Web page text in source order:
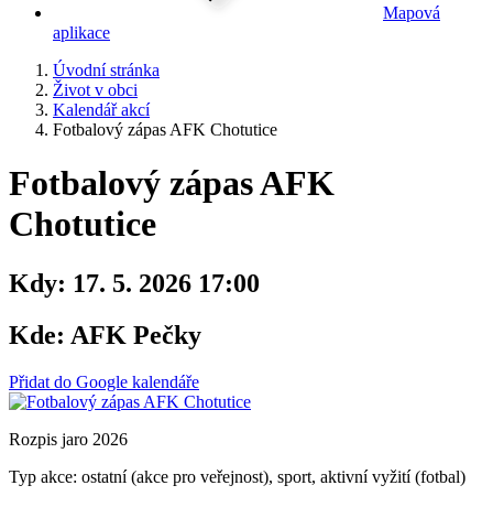
Mapová
aplikace
Úvodní stránka
Život v obci
Kalendář akcí
Fotbalový zápas AFK Chotutice
Fotbalový zápas AFK
Chotutice
Kdy: 17. 5. 2026 17:00
Kde: AFK Pečky
Přidat do Google kalendáře
Rozpis jaro 2026
Typ akce: ostatní (akce pro veřejnost), sport, aktivní vyžití (fotbal)